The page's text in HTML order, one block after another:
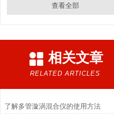
查看全部
相关文章
RELATED ARTICLES
了解多管漩涡混合仪的使用方法